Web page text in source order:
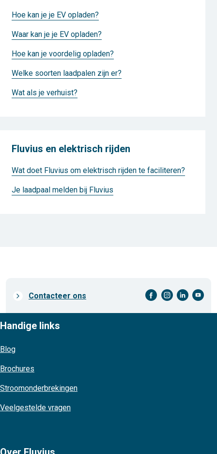
Hoe kan je je EV opladen?
Waar kan je je EV opladen?
Hoe kan je voordelig opladen?
Welke soorten laadpalen zijn er?
Wat als je verhuist?
Fluvius en elektrisch rijden
Wat doet Fluvius om elektrisch rijden te faciliteren?
Je laadpaal melden bij Fluvius
Prefooter
Contacteer ons facebook-cirkel instagram-cirkel linkedin-cirkel youtube-cirkel
Handige links
Blog
Brochures
Stroomonderbrekingen
Veelgestelde vragen